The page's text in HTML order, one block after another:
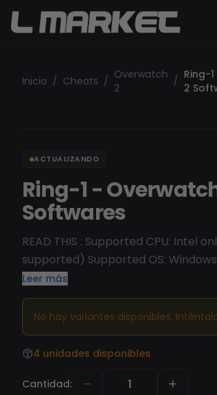
Inicio / Cheats / Overwatch
2
/ Ring-
2
ACTUALIZANDO
Ring-1 -
Softwares
READ THIS : Supported CPU: Intel
supported) Supported OS:
recommend Win11 Check status
the only undetected Overwatch 2
market! This cheat will help you to
ranked ladder in no time. With the
hack) you can ambush enemies
configured for legit or rage play,
Leer más
No hay variantes disponibles.
4 unidades disponibles
Cantidad: